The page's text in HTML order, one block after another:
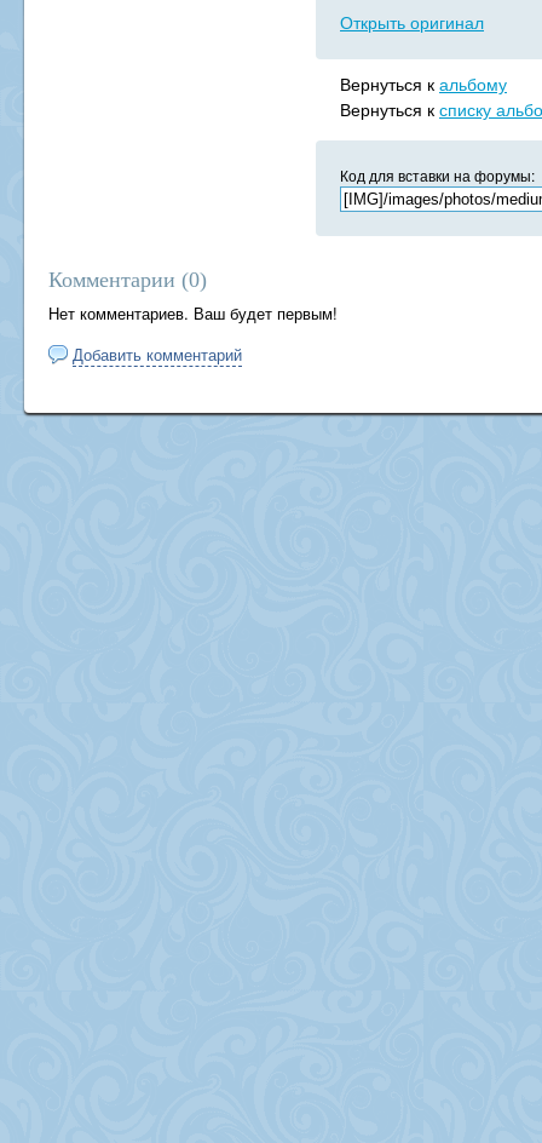
Открыть оригинал
Вернуться к альбому
Вернуться к списку
Код для вставки на форумы:
Комментарии (0)
Нет комментариев. Ваш будет первым!
Добавить комментарий